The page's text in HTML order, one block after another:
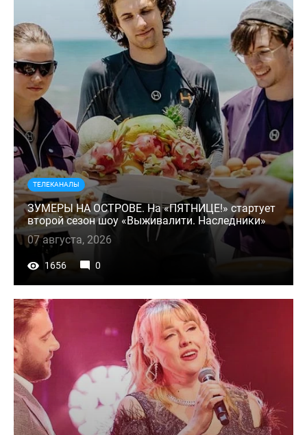
ТЕЛЕКАНАЛЫ
ЗУМЕРЫ НА ОСТРОВЕ. На «ПЯТНИЦЕ!» стартует
второй сезон шоу «Выживалити. Наследники»
07 августа, 2026
1656 0